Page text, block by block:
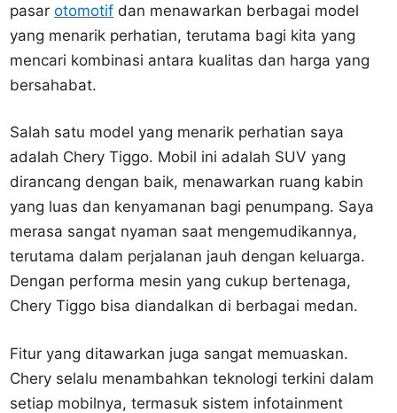
pasarotomotif dan menawarkan berbagai model
yang menarik perhatian, terutama bagi kita yang
mencari kombinasi antara kualitas dan harga yang
bersahabat.
Salah satu model yang menarik perhatian saya
adalah Chery Tiggo. Mobil ini adalah SUV yang
dirancang dengan baik, menawarkan ruang kabin
yang luas dan kenyamanan bagi penumpang. Saya
merasa sangat nyaman saat mengemudikannya,
terutama dalam perjalanan jauh dengan keluarga.
Dengan performa mesin yang cukup bertenaga,
Chery Tiggo bisa diandalkan di berbagai medan.
Fitur yang ditawarkan juga sangat memuaskan.
Chery selalu menambahkan teknologi terkini dalam
setiap mobilnya, termasuk sistem infotainment